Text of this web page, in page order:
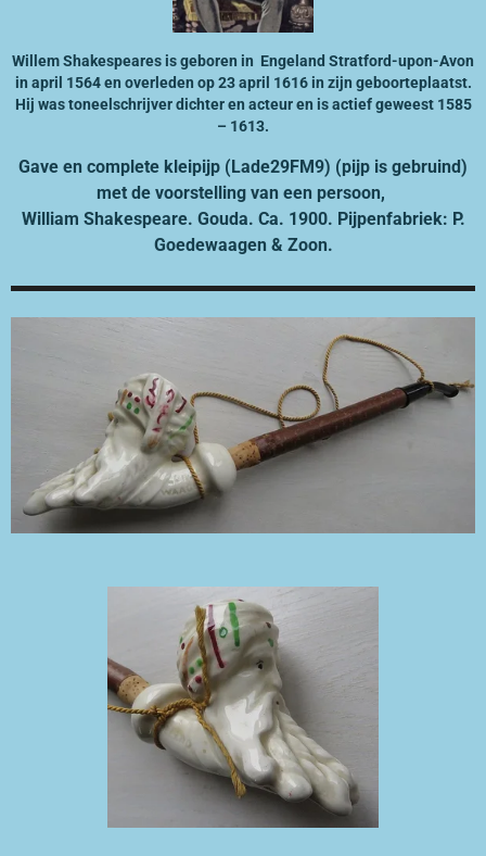
Willem Shakespeares is geboren in Engeland Stratford-upon-Avon
in april 1564 en overleden op 23 april 1616 in zijn geboorteplaatst.
Hij was toneelschrijver dichter en acteur en is actief geweest 1585
– 1613.
Gave en complete kleipijp (Lade29FM9) (pijp is gebruind)
met de voorstelling van een persoon,
William Shakespeare. Gouda. Ca. 1900. Pijpenfabriek: P.
Goedewaagen & Zoon.